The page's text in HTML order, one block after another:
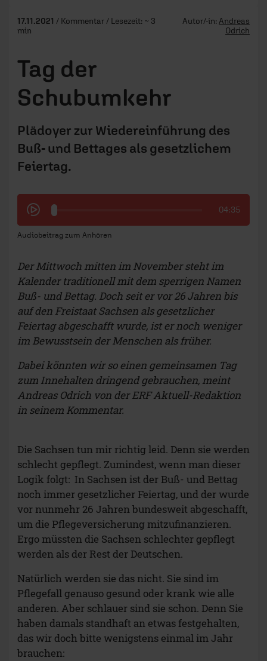
17.11.2021 / Kommentar / Lesezeit: ~ 3
min
Autor/-in: Andreas
Odrich
Tag der
Schubumkehr
Plädoyer zur Wiedereinführung des
Buß- und Bettages als gesetzlichem
Feiertag.
04:35
Audiobeitrag zum Anhören
Der Mittwoch mitten im November steht im
Kalender traditionell mit dem sperrigen Namen
Buß- und Bettag. Doch seit er vor 26 Jahren bis
auf den Freistaat Sachsen als gesetzlicher
Feiertag abgeschafft wurde, ist er noch weniger
im Bewusstsein der Menschen als früher.
Dabei könnten wir so einen gemeinsamen Tag
zum Innehalten dringend gebrauchen, meint
Andreas Odrich von der ERF Aktuell-Redaktion
in seinem Kommentar.
Die Sachsen tun mir richtig leid. Denn sie werden
schlecht gepflegt. Zumindest, wenn man dieser
Logik folgt: In Sachsen ist der Buß- und Bettag
noch immer gesetzlicher Feiertag, und der wurde
vor nunmehr 26 Jahren bundesweit abgeschafft,
um die Pflegeversicherung mitzufinanzieren.
Ergo müssten die Sachsen schlechter gepflegt
werden als der Rest der Deutschen.
Natürlich werden sie das nicht. Sie sind im
Pflegefall genauso gesund oder krank wie alle
anderen. Aber schlauer sind sie schon. Denn Sie
haben damals standhaft an etwas festgehalten,
das wir doch bitte wenigstens einmal im Jahr
brauchen: